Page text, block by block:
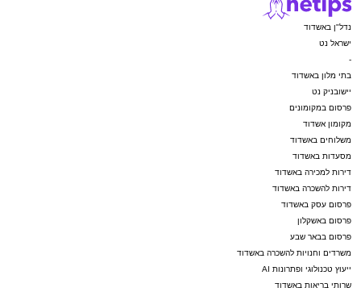
נדל"ן באשדוד
ישראל נט
-
בתי מלון באשדוד
יישובניק נט
פרסום במקומונים
מקומון אשדוד
משלוחים באשדוד
מסעדות באשדוד
דירות למכירה באשדוד
דירות להשכרה באשדוד
פרסום עסק באשדוד
פרסום באשקלון
פרסום בבאר שבע
משרדים וחנויות להשכרה באשדוד
ייעוץ טכנולוגי ופתרונות AI
שרותי בריאות באשדוד